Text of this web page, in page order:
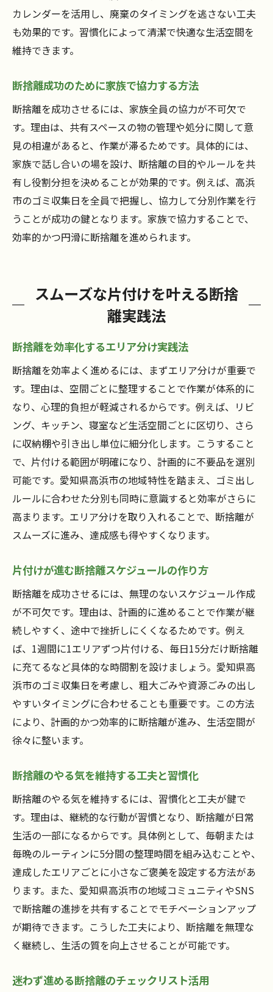
カレンダーを活用し、廃棄のタイミングを逃さない工夫
も効果的です。習慣化によって清潔で快適な生活空間を
維持できます。
断捨離成功のために家族で協力する方法
断捨離を成功させるには、家族全員の協力が不可欠で
す。理由は、共有スペースの物の管理や処分に関して意
見の相違があると、作業が滞るためです。具体的には、
家族で話し合いの場を設け、断捨離の目的やルールを共
有し役割分担を決めることが効果的です。例えば、高浜
市のゴミ収集日を全員で把握し、協力して分別作業を行
うことが成功の鍵となります。家族で協力することで、
効率的かつ円滑に断捨離を進められます。
スムーズな片付けを叶える断捨
離実践法
断捨離を効率化するエリア分け実践法
断捨離を効率よく進めるには、まずエリア分けが重要で
す。理由は、空間ごとに整理することで作業が体系的に
なり、心理的負担が軽減されるからです。例えば、リビ
ング、キッチン、寝室など生活空間ごとに区切り、さら
に収納棚や引き出し単位に細分化します。こうすること
で、片付ける範囲が明確になり、計画的に不要品を選別
可能です。愛知県高浜市の地域特性を踏まえ、ゴミ出し
ルールに合わせた分別も同時に意識すると効率がさらに
高まります。エリア分けを取り入れることで、断捨離が
スムーズに進み、達成感も得やすくなります。
片付けが進む断捨離スケジュールの作り方
断捨離を成功させるには、無理のないスケジュール作成
が不可欠です。理由は、計画的に進めることで作業が継
続しやすく、途中で挫折しにくくなるためです。例え
ば、1週間に1エリアずつ片付ける、毎日15分だけ断捨離
に充てるなど具体的な時間割を設けましょう。愛知県高
浜市のゴミ収集日を考慮し、粗大ごみや資源ごみの出し
やすいタイミングに合わせることも重要です。この方法
により、計画的かつ効率的に断捨離が進み、生活空間が
徐々に整います。
断捨離のやる気を維持する工夫と習慣化
断捨離のやる気を維持するには、習慣化と工夫が鍵で
す。理由は、継続的な行動が習慣となり、断捨離が日常
生活の一部になるからです。具体例として、毎朝または
毎晩のルーティンに5分間の整理時間を組み込むことや、
達成したエリアごとに小さなご褒美を設定する方法があ
ります。また、愛知県高浜市の地域コミュニティやSNS
で断捨離の進捗を共有することでモチベーションアップ
が期待できます。こうした工夫により、断捨離を無理な
く継続し、生活の質を向上させることが可能です。
迷わず進める断捨離のチェックリスト活用